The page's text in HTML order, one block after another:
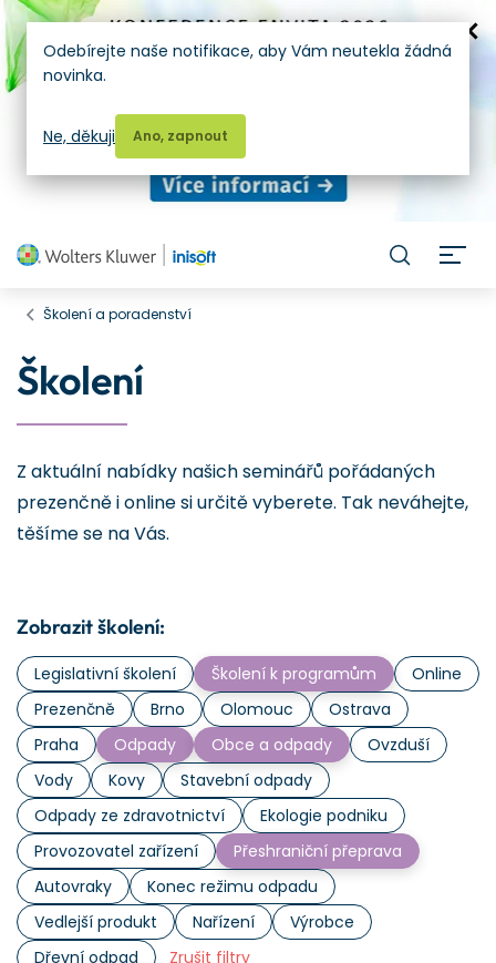
Školení a poradenství
Školení
Z aktuální nabídky našich seminářů pořádaných
prezenčně i online si určitě vyberete. Tak neváhejte,
těšíme se na Vás.
Zobrazit školení:
Legislativní školení Školení k programům
Online
Prezenčně
Brno Olomouc
Ostrava
Praha
Odpady Obce a odpady
Ovzduší
Vody
Kovy
Stavební odpady
Odpady ze zdravotnictví
Ekologie podniku
Provozovatel zařízení
Přeshraniční přeprava
Autovraky
Konec režimu odpadu
Vedlejší produkt
Nařízení
Výrobce
Dřevní odpad
Zrušit filtry
Odebírejte naše notifikace, aby Vám neutekla žádná
novinka.
Ano, zapnout
Ne, děkuji